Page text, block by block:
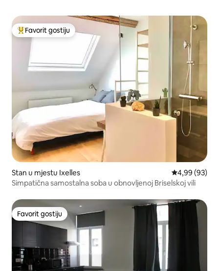
Glavni favorit gostiju
Favorit gostiju
Stan u mjestu Ixelles Prosječna
4,99 (93)
Simpatična samostalna soba u obnovljenoj Briselskoj vili
Favorit gostiju
Favorit gostiju